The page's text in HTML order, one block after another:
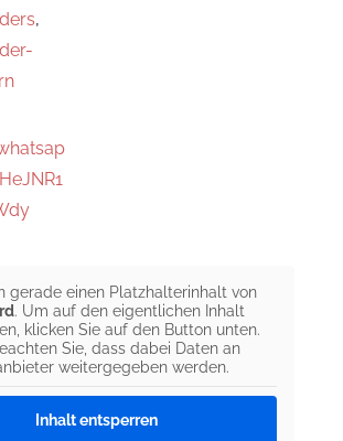
,
gerade einen Platzhalterinhalt von
. Um auf den eigentlichen Inhalt
klicken Sie auf den Button unten.
Sie, dass dabei Daten an
weitergegeben werden.
Inhalt entsperren